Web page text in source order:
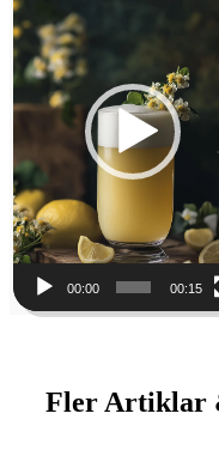
00:00 00:15
Fler Artiklar